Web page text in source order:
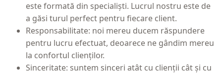
este formată din specialiști. Lucrul nostru este de
a găsi turul perfect pentru fiecare client.
Responsabilitate: noi mereu ducem răspundere
pentru lucru efectuat, deoarece ne gândim mereu
la confortul clienţilor.
Sinceritate: suntem sinceri atât cu clienţii cât şi cu